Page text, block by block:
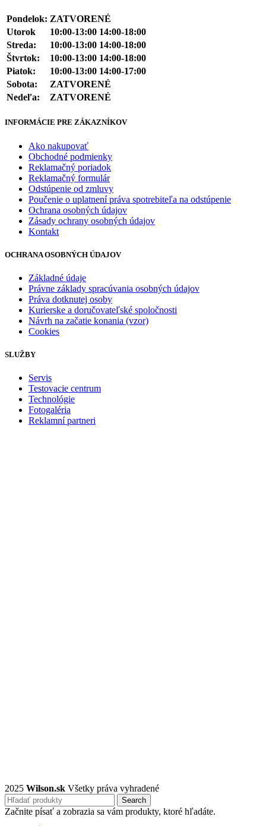
Pondelok: ZATVORENÉ
Utorok
10:00-13:00 14:00-18:00
Streda:
10:00-13:00 14:00-18:00
Štvrtok:
10:00-13:00 14:00-18:00
Piatok:
10:00-13:00 14:00-17:00
Sobota:
ZATVORENÉ
Nedeľa:
ZATVORENÉ
INFORMÁCIE PRE ZÁKAZNÍKOV
Ako nakupovať
Obchodné podmienky
Reklamačný poriadok
Reklamačný formulár
Odstúpenie od zmluvy
Poučenie o uplatnení práva spotrebiteľa na odstúpenie
Ochrana osobných údajov
Zásady ochrany osobných údajov
Kontakt
OCHRANA OSOBNÝCH ÚDAJOV
Základné údaje
Právne základy spracúvania osobných údajov
Práva dotknutej osoby
Kurierske a doručovateľské spoločnosti
Návrh na začatie konania (vzor)
Cookies
SLUŽBY
Servis
Testovacie centrum
Technológie
Fotogaléria
Reklamní partneri
2025 Wilson.sk Všetky práva vyhradené
Search
Začnite písať a zobrazia sa vám produkty, ktoré hľadáte.